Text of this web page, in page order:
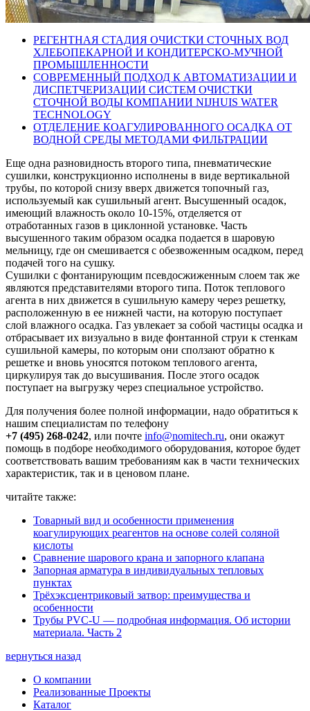
РЕГЕНТНАЯ СТАДИЯ ОЧИСТКИ СТОЧНЫХ ВОД
ХЛЕБОПЕКАРНОЙ И КОНДИТЕРСКО-МУЧНОЙ
ПРОМЫШЛЕННОСТИ
СОВРЕМЕННЫЙ ПОДХОД К АВТОМАТИЗАЦИИ И
ДИСПЕТЧЕРИЗАЦИИ СИСТЕМ ОЧИСТКИ
СТОЧНОЙ ВОДЫ КОМПАНИИ NIJHUIS WATER
TECHNOLOGY
ОТДЕЛЕНИЕ КОАГУЛИРОВАННОГО ОСАДКА ОТ
ВОДНОЙ СРЕДЫ МЕТОДАМИ ФИЛЬТРАЦИИ
Еще одна разновидность второго типа, пневматические
сушилки, конструкционно исполнены в виде вертикальной
трубы, по которой снизу вверх движется топочный газ,
используемый как сушильный агент. Высушенный осадок,
имеющий влажность около 10-15%, отделяется от
отработанных газов в циклонной установке. Часть
высушенного таким образом осадка подается в шаровую
мельницу, где он смешивается с обезвоженным осадком, перед
подачей того на сушку.
Сушилки с фонтанирующим псевдосжиженным слоем так же
являются представителями второго типа. Поток теплового
агента в них движется в сушильную камеру через решетку,
расположенную в ее нижней части, на которую поступает
слой влажного осадка. Газ увлекает за собой частицы осадка и
отбрасывает их визуально в виде фонтанной струи к стенкам
сушильной камеры, по которым они сползают обратно к
решетке и вновь уносятся потоком теплового агента,
циркулируя так до высушивания. После этого осадок
поступает на выгрузку через специальное устройство.
Для получения более полной информации, надо обратиться к
нашим специалистам по телефону
+7 (495) 268-0242, или почте info@nomitech.ru, они окажут
помощь в подборе необходимого оборудования, которое будет
соответствовать вашим требованиям как в части технических
характеристик, так и в ценовом плане.
читайте также:
Товарный вид и особенности применения
коагулирующих реагентов на основе солей соляной
кислоты
Сравнение шарового крана и запорного клапана
Запорная арматура в индивидуальных тепловых
пунктах
Трёхэксцентриковый затвор: преимущества и
особенности
Трубы PVC-U — подробная информация. Об истории
материала. Часть 2
вернуться назад
О компании
Реализованные Проекты
Каталог